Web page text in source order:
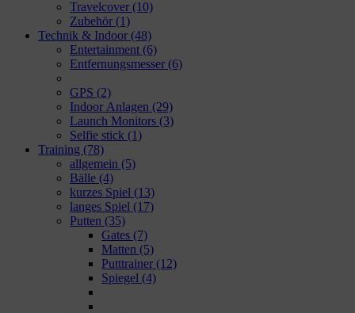
Travelcover (10)
Zubehör (1)
Technik & Indoor (48)
Entertainment (6)
Entfernungsmesser (6)
GPS (2)
Indoor Anlagen (29)
Launch Monitors (3)
Selfie stick (1)
Training (78)
allgemein (5)
Bälle (4)
kurzes Spiel (13)
langes Spiel (17)
Putten (35)
Gates (7)
Matten (5)
Putttrainer (12)
Spiegel (4)